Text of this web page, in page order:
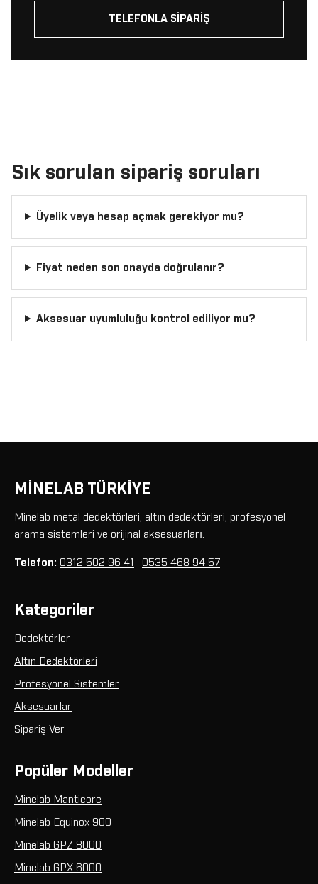
TELEFONLA SIPARIŞ
Sık sorulan sipariş soruları
Üyelik veya hesap açmak gerekiyor mu?
Fiyat neden son onayda doğrulanır?
Aksesuar uyumluluğu kontrol ediliyor mu?
MİNELAB TÜRKİYE
Minelab metal dedektörleri, altın dedektörleri, profesyonel
arama sistemleri ve orijinal aksesuarları.
Telefon: 0312 502 96 41 · 0535 468 94 57
Kategoriler
Dedektörler
Altın Dedektörleri
Profesyonel Sistemler
Aksesuarlar
Sipariş Ver
Popüler Modeller
Minelab Manticore
Minelab Equinox 900
Minelab GPZ 8000
Minelab GPX 6000